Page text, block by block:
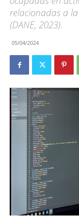
relacionadas a
(DANE, 2023).
05/04/2024